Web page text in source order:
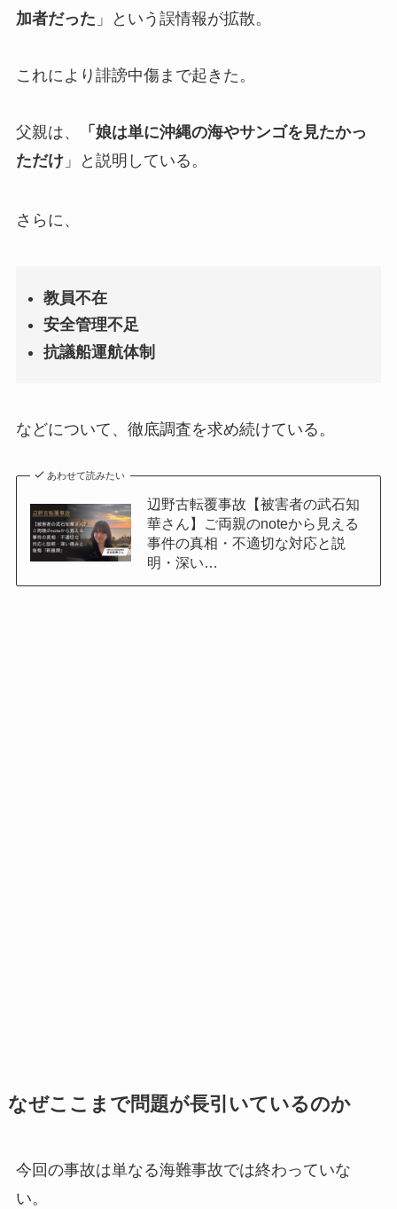
加者だった 」という誤情報が拡散。
これにより誹謗中傷まで起きた。
父親は、
「娘は単に沖縄の海やサンゴを見たかっ
ただけ」と説明している。
さらに、
教員不在
安全管理不足
抗議船運航体制
などについて、徹底調査を求め続けている。
あわせて読みたい
辺野古転覆事故【被害者の武石知
華さん】ご両親のnoteから見える
事件の真相・不適切な対応と説
明・深い…
なぜここまで問題が長引いているのか
今回の事故は単なる海難事故では終わっていな
い。